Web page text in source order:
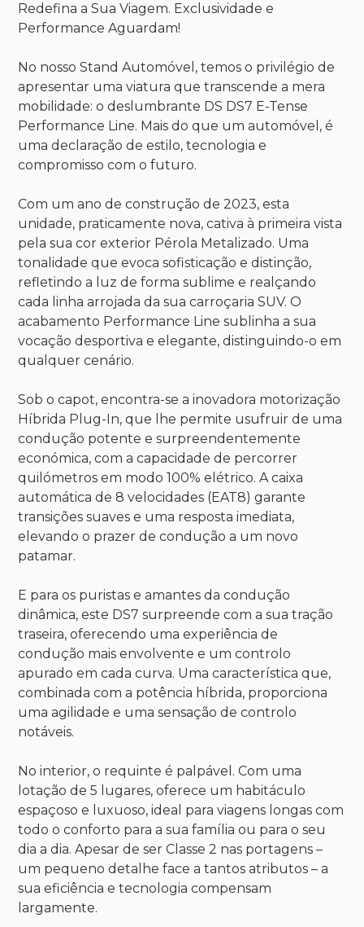
Redefina a Sua Viagem. Exclusividade e
Performance Aguardam!
No nosso Stand Automóvel, temos o privilégio de
apresentar uma viatura que transcende a mera
mobilidade: o deslumbrante DS DS7 E-Tense
Performance Line. Mais do que um automóvel, é
uma declaração de estilo, tecnologia e
compromisso com o futuro.
Com um ano de construção de 2023, esta
unidade, praticamente nova, cativa à primeira vista
pela sua cor exterior Pérola Metalizado. Uma
tonalidade que evoca sofisticação e distinção,
refletindo a luz de forma sublime e realçando
cada linha arrojada da sua carroçaria SUV. O
acabamento Performance Line sublinha a sua
vocação desportiva e elegante, distinguindo-o em
qualquer cenário.
Sob o capot, encontra-se a inovadora motorização
Híbrida Plug-In, que lhe permite usufruir de uma
condução potente e surpreendentemente
económica, com a capacidade de percorrer
quilómetros em modo 100% elétrico. A caixa
automática de 8 velocidades (EAT8) garante
transições suaves e uma resposta imediata,
elevando o prazer de condução a um novo
patamar.
E para os puristas e amantes da condução
dinâmica, este DS7 surpreende com a sua tração
traseira, oferecendo uma experiência de
condução mais envolvente e um controlo
apurado em cada curva. Uma característica que,
combinada com a potência híbrida, proporciona
uma agilidade e uma sensação de controlo
notáveis.
No interior, o requinte é palpável. Com uma
lotação de 5 lugares, oferece um habitáculo
espaçoso e luxuoso, ideal para viagens longas com
todo o conforto para a sua família ou para o seu
dia a dia. Apesar de ser Classe 2 nas portagens –
um pequeno detalhe face a tantos atributos – a
sua eficiência e tecnologia compensam
largamente.